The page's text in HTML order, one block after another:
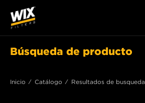
Búsqueda de producto
Inicio Catálogo Resultados de busqueda